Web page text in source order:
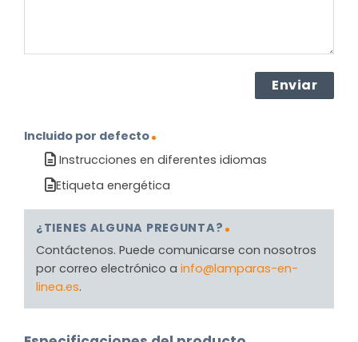
Incluido por defecto
Instrucciones en diferentes idiomas
Etiqueta energética
¿TIENES ALGUNA PREGUNTA?
Contáctenos. Puede comunicarse con nosotros
por correo electrónico a info@lamparas-en-
linea.es.